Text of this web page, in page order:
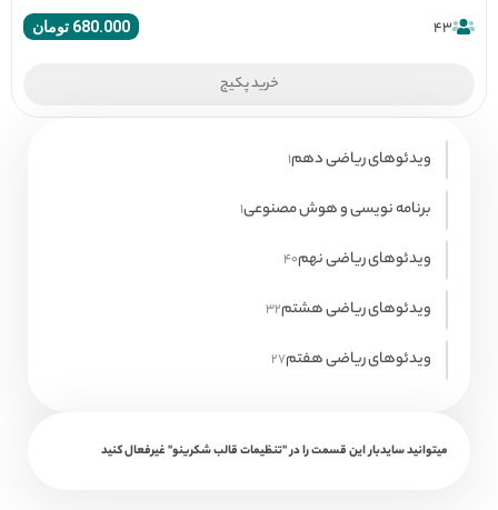
5
43
680.000 تومان
خرید پکیج
ویدئوهای ریاضی دهم11
برنامه نویسی و هوش مصنوعی11
ویدئوهای ریاضی نهم40
40
ویدئوهای ریاضی هشتم32
32
ویدئوهای ریاضی هفتم27
27
میتوانید سایدبار این قسمت را در "تنظیمات قالب شکرینو" غیرفعال کنید